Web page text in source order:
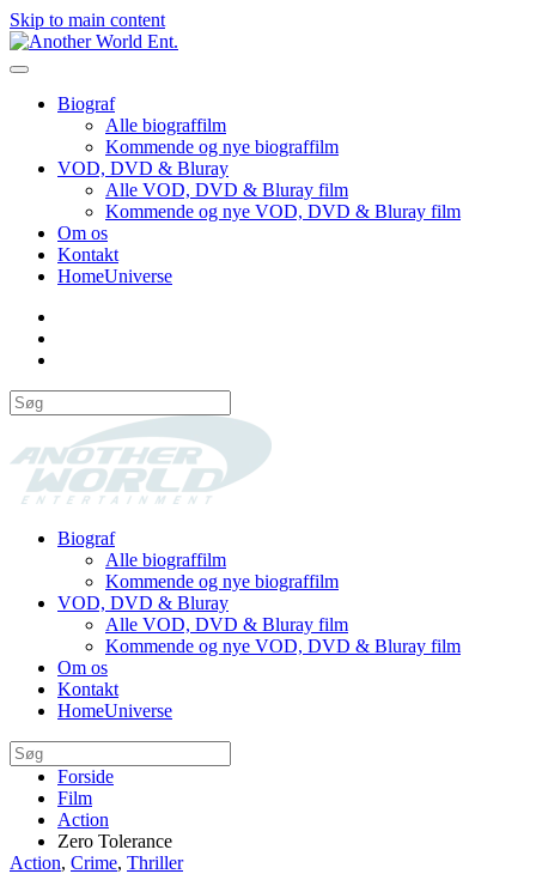
Skip to main content
Biograf
Alle biograffilm
Kommende og nye biograffilm
VOD, DVD & Bluray
Alle VOD, DVD & Bluray film
Kommende og nye VOD, DVD & Bluray film
Om os
Kontakt
HomeUniverse
Biograf
Alle biograffilm
Kommende og nye biograffilm
VOD, DVD & Bluray
Alle VOD, DVD & Bluray film
Kommende og nye VOD, DVD & Bluray film
Om os
Kontakt
HomeUniverse
Forside
Film
Action
Zero Tolerance
Action, Crime, Thriller